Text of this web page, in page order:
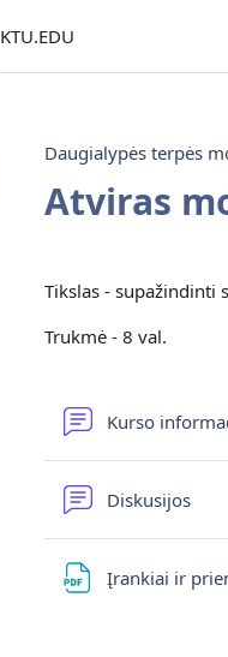
KTU.EDU
Daugialypės terpės
Atviras
Dalies
Tikslas - supažindinti
Trukmė - 8 val.
Kurso
Diskusijos
Įrankiai ir